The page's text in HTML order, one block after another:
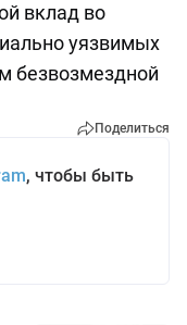
вклад во
уязвимых
безвозмездной
Поделиться
, чтобы быть